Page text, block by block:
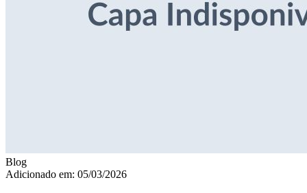
Blog
Adicionado em: 05/03/2026